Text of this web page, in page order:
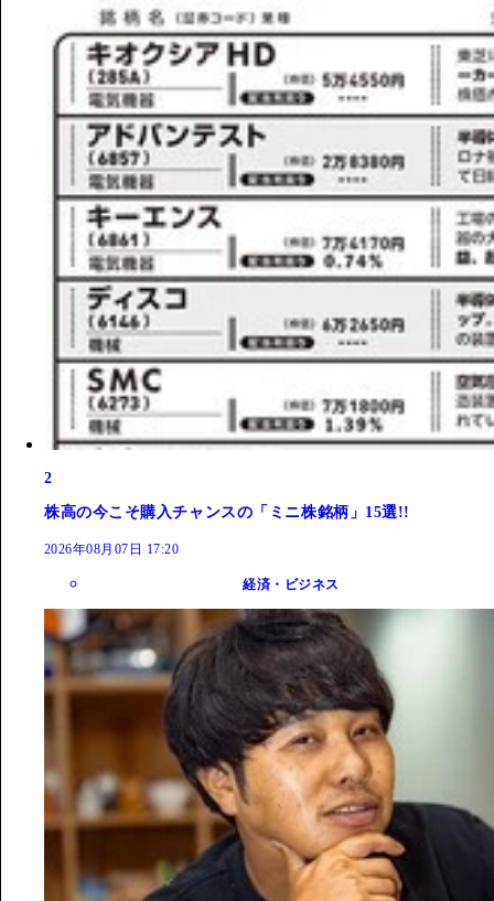
2
株高の今こそ購入チャンスの「ミニ株銘柄」15選!!
2026年08月07日 17:20
経済・ビジネス